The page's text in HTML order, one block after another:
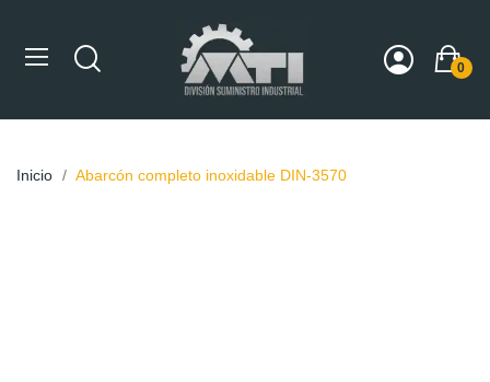
0
Inicio Abarcón completo inoxidable DIN-3570